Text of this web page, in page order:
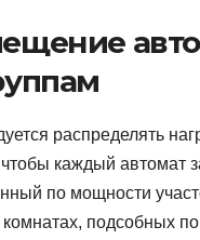
распределять
чтобы каждый автомат
по мощности
комнатах, подсобных